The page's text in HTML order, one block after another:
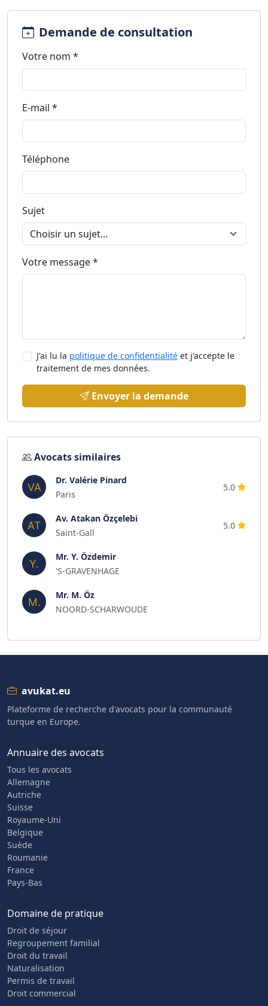
Demande de consultation
Votre nom *
E-mail *
Téléphone
Sujet
Votre message *
J'ai lu la politique de confidentialité et j'accepte le
traitement de mes données.
Envoyer la demande
Avocats similaires
Dr. Valérie Pinard
Paris
5.0
Av. Atakan Özçelebi
Saint-Gall
5.0
Mr. Y. Özdemir
'S-GRAVENHAGE
Mr. M. Öz
NOORD-SCHARWOUDE
avukat.eu
Plateforme de recherche d'avocats pour la communauté
turque en Europe.
Annuaire des avocats
Tous les avocats
Allemagne
Autriche
Suisse
Royaume-Uni
Belgique
Suède
Roumanie
France
Pays-Bas
Domaine de pratique
Droit de séjour
Regroupement familial
Droit du travail
Naturalisation
Permis de travail
Droit commercial